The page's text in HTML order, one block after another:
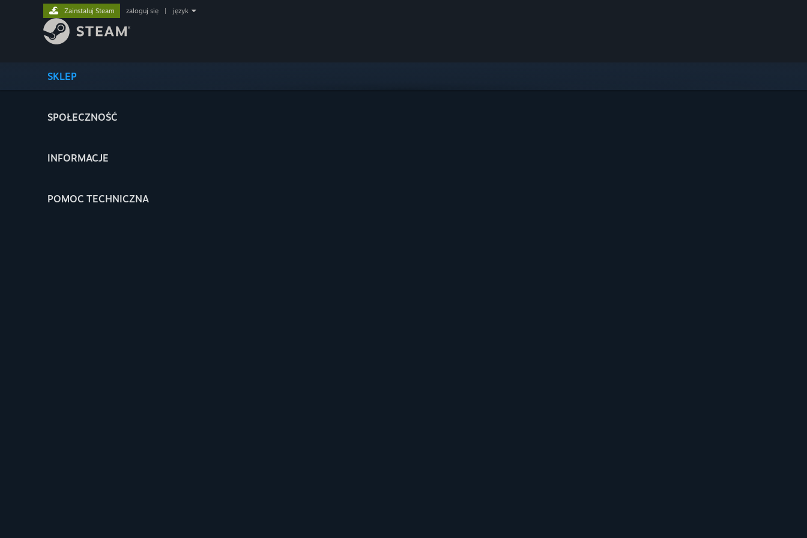
SKLEP
SPOŁECZNOŚĆ
INFORMACJE
POMOC TECHNICZNA
Zainstaluj Steam zaloguj się język